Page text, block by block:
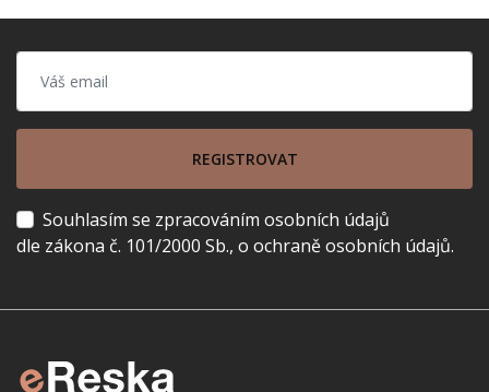
REGISTROVAT
Souhlasím se zpracováním osobních údajů
dle zákona č. 101/2000 Sb., o ochraně osobních údajů.